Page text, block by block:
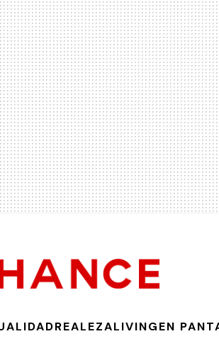
REALEZALIVINGEN